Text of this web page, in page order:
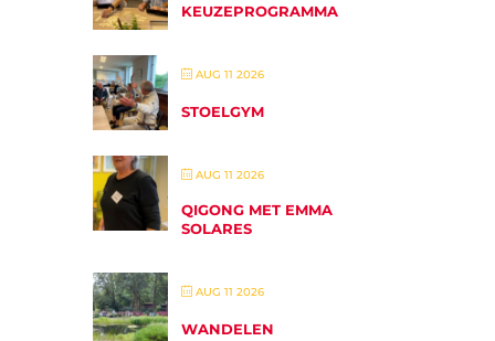
KEUZEPROGRAMMA
AUG 11 2026
STOELGYM
AUG 11 2026
QIGONG MET EMMA
SOLARES
AUG 11 2026
WANDELEN